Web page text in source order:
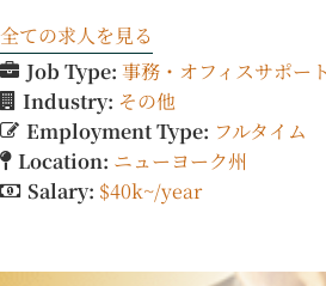
全ての求人を見る
Job Type: 事務・オフィスサポート
Industry: その他
Employment Type: フルタイム
Location: ニューヨーク州
Salary: $40k~/year